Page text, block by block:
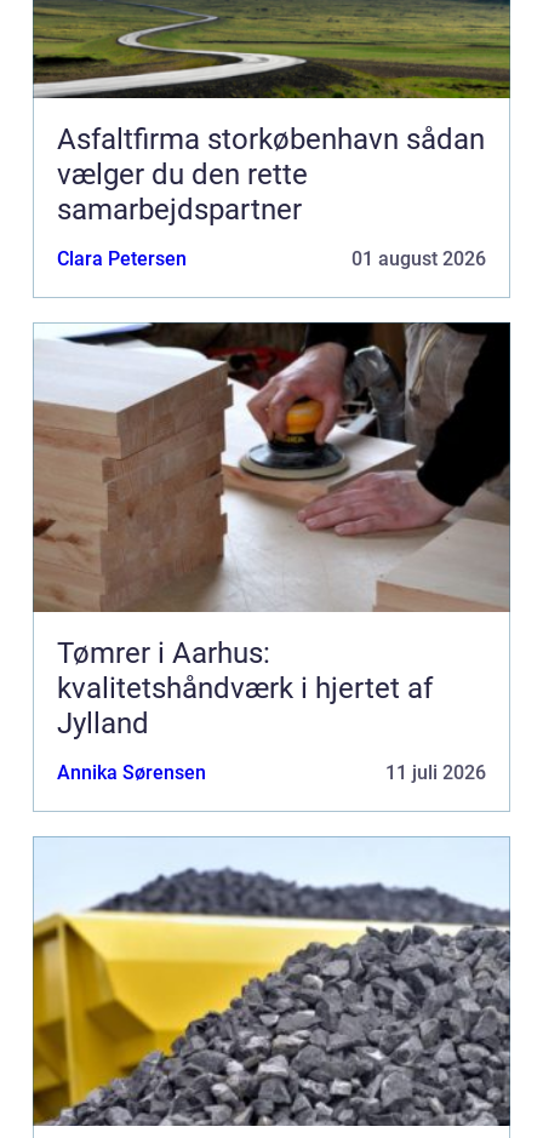
Asfaltfirma storkøbenhavn sådan
vælger du den rette
samarbejdspartner
Clara Petersen 01 august 2026
Tømrer i Aarhus:
kvalitetshåndværk i hjertet af
Jylland
Annika Sørensen 11 juli 2026